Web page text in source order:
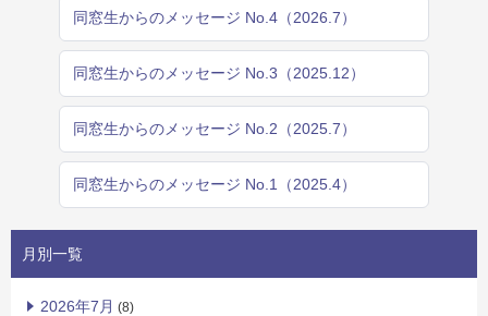
同窓生からのメッセージ No.4（2026.7）
同窓生からのメッセージ No.3（2025.12）
同窓生からのメッセージ No.2（2025.7）
同窓生からのメッセージ No.1（2025.4）
月別一覧
2026年7月 (8)